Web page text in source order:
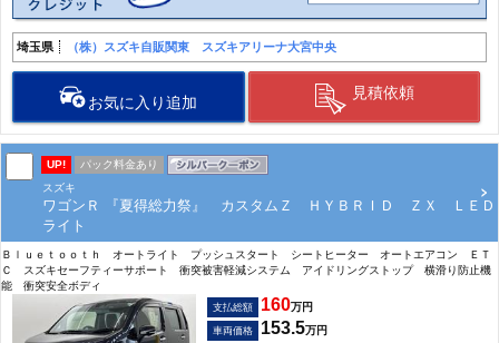
埼玉県 （株）スズキ自販関東 スズキアリーナ大宮中央
お気に入り追加
見積依頼
UP!
パック料金あり
スズキ
ワゴンＲ 『夏得総力祭』 カスタムＺ ＨＹＢＲＩＤ ＺＸ ＬＥＤ
ライト
Ｂｌｕｅｔｏｏｔｈ オートライト プッシュスタート シートヒーター オートエアコン ＥＴ
Ｃ スズキセーフティーサポート 衝突被害軽減システム アイドリングストップ 横滑り防止機
能 衝突安全ボディ
支払総額 160万円
車両価格 153.5万円